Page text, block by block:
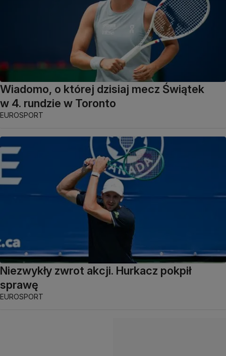
Wiadomo, o której dzisiaj mecz Świątek
w 4. rundzie w Toronto
EUROSPORT
Niezwykły zwrot akcji. Hurkacz pokpił
sprawę
EUROSPORT